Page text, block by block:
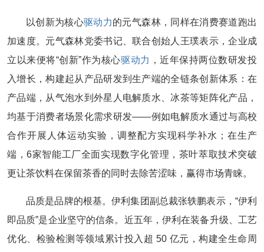
以创新为核心驱动力的元气森林，同样在消费赛道跑出
加速度。元气森林党委书记、联合创始人王璞表示，企业成
立以来便将“创新”作为核心驱动力 ，近年保持两位数研发投
入增长，构建起从产品研发到生产端的全链条创新体系：在
产品端，从气泡水到外星人电解质水、冰茶等矩阵化产品，
均基于消费者场景化需求研发——例如电解质水通过与高校
合作开展人体运动实验，调整配方实现科学补水；在生产
端，6家智能工厂全面实现数字化管理，茶叶萃取技术突破
更让茶饮料在保留茶香的同时去除苦涩味，赢得市场青睐。
品质是品牌的根基。伊利集团副总裁张轶鹏表示，“伊利
即品质”是企业坚守的信条。近五年，伊利在装备升级、工艺
优化、检验检测等领域累计投入超 50 亿元，构建全生命周